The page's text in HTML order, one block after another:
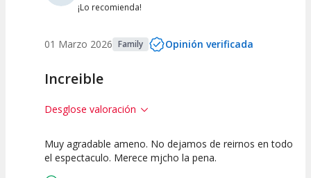
¡Lo recomienda!
01 Marzo 2026 Family Opinión verificada
Increible
Desglose valoración
10 10 10
Muy agradable ameno. No dejamos de reirnos en todo
el espectaculo. Merece mjcho la pena.